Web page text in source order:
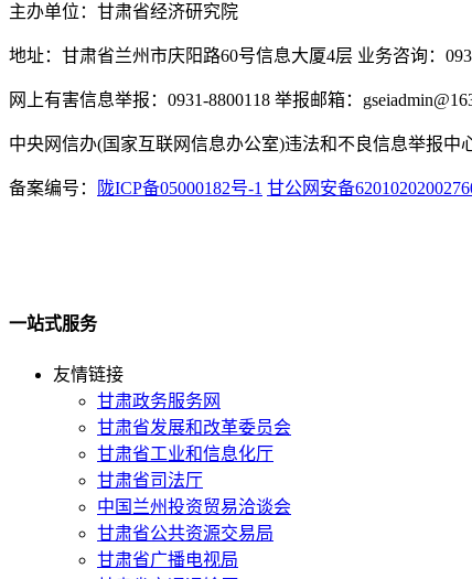
主办单位：甘肃省经济研究院
地址：甘肃省兰州市庆阳路60号信息大厦4层 业务咨询：
网上有害信息举报：0931-8800118 举报邮箱：
中央网信办(国家互联网信息办公室)违法和不良信息举报中
备案编号： 陇ICP备05000182号-1 甘公网安备
一站式服务
友情链接
甘肃政务服务网
甘肃省发展和改革委员会
甘肃省工业和信息化厅
甘肃省司法厅
中国兰州投资贸易洽谈会
甘肃省公共资源交易局
甘肃省广播电视局